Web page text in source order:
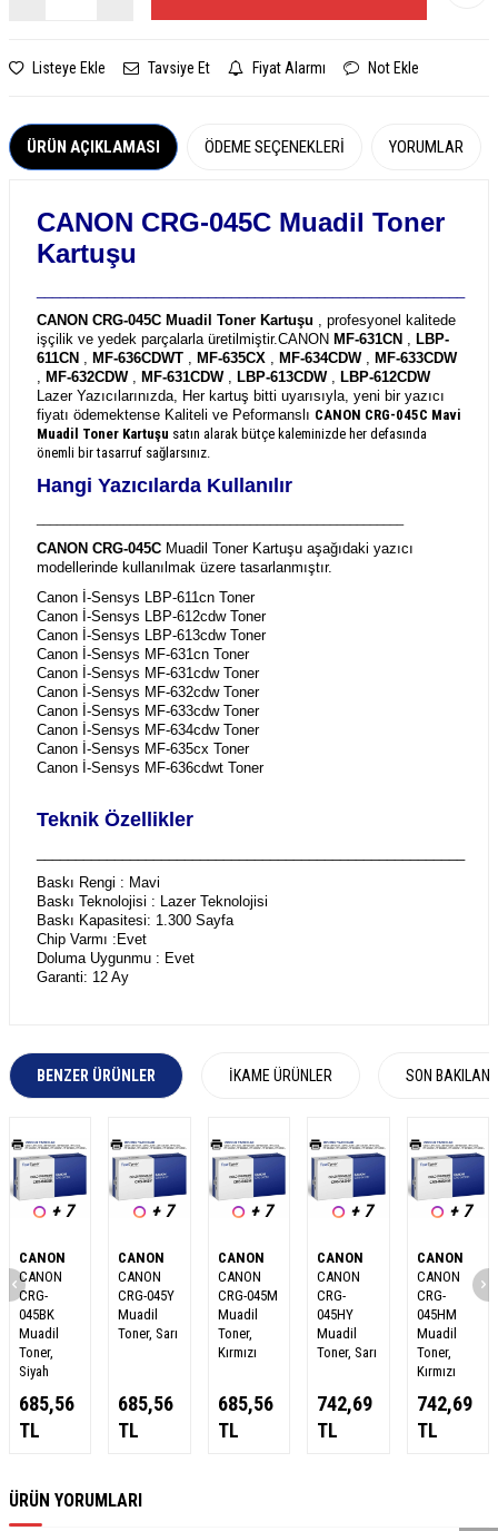
Listeye Ekle Tavsiye Et Fiyat Alarmı Not Ekle
ÜRÜN AÇIKLAMASI ÖDEME SEÇENEKLERI YORUMLAR
CANON CRG-045C Muadil Toner
Kartuşu
CANON CRG-045C Muadil Toner Kartuşu , profesyonel kalitede
işçilik ve yedek parçalarla üretilmiştir.CANON MF-631CN , LBP-
611CN , MF-636CDWT , MF-635CX , MF-634CDW , MF-633CDW
, MF-632CDW , MF-631CDW , LBP-613CDW , LBP-612CDW
Lazer Yazıcılarınızda, Her kartuş bitti uyarısıyla, yeni bir yazıcı
fiyatı ödemektense Kaliteli ve Peformanslı CANON CRG-045C Mavi
Muadil Toner Kartuşu satın alarak bütçe kaleminizde her defasında
önemli bir tasarruf sağlarsınız.
Hangi Yazıcılarda Kullanılır
CANON CRG-045C Muadil Toner Kartuşu aşağıdaki yazıcı
modellerinde kullanılmak üzere tasarlanmıştır.
Canon İ-Sensys LBP-611cn Toner
Canon İ-Sensys LBP-612cdw Toner
Canon İ-Sensys LBP-613cdw Toner
Canon İ-Sensys MF-631cn Toner
Canon İ-Sensys MF-631cdw Toner
Canon İ-Sensys MF-632cdw Toner
Canon İ-Sensys MF-633cdw Toner
Canon İ-Sensys MF-634cdw Toner
Canon İ-Sensys MF-635cx Toner
Canon İ-Sensys MF-636cdwt Toner
Teknik Özellikler
Baskı Rengi : Mavi
Baskı Teknolojisi : Lazer Teknolojisi
Baskı Kapasitesi: 1.300 Sayfa
Chip Varmı :Evet
Doluma Uygunmu : Evet
Garanti: 12 Ay
BENZER ÜRÜNLER İKAME ÜRÜNLER SON
+ 7
CANON
CANON
CRG-
045BK
Muadil
Toner,
Siyah
685,56
TL
+ 7
CANON
CANON
CRG-045Y
Muadil
Toner, Sarı
685,56
TL
+ 7
CANON
CANON
CRG-045M
Muadil
Toner,
Kırmızı
685,56
TL
+ 7
CANON
CANON
CRG-
045HY
Muadil
Toner, Sarı
742,69
TL
+ 7
CANON
CANON
CRG-
045HM
Muadil
Toner,
Kırmızı
742,69
TL
ÜRÜN YORUMLARI